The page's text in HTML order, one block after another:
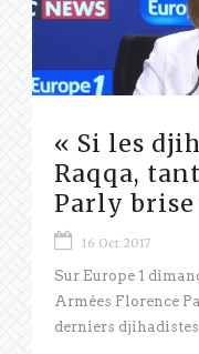
« Si les
Raqqa,
Parly
16 Oct 2017
Sur Europe 1
Armées Florence
derniers djihadistes